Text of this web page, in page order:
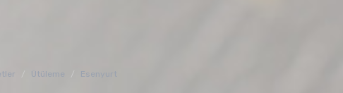
Ütüleme Esenyurt